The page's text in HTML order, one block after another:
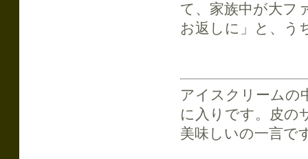
て、家族中が大フ
お返しに」と、う
アイスクリームの
に入りです。皮の
美味しいの一言で